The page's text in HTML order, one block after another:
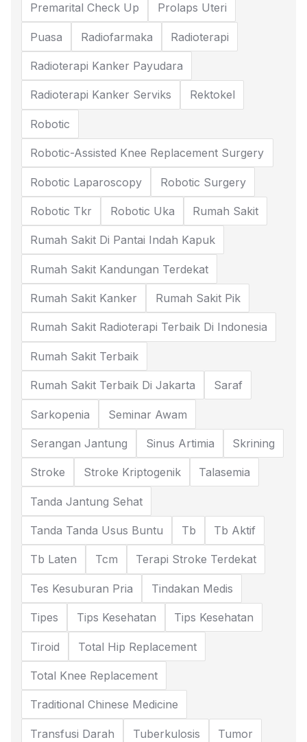
Premarital Check Up Prolaps Uteri
Puasa Radiofarmaka Radioterapi
Radioterapi Kanker Payudara
Radioterapi Kanker Serviks Rektokel
Robotic
Robotic-Assisted Knee Replacement Surgery
Robotic Laparoscopy Robotic Surgery
Robotic Tkr Robotic Uka Rumah Sakit
Rumah Sakit Di Pantai Indah Kapuk
Rumah Sakit Kandungan Terdekat
Rumah Sakit Kanker Rumah Sakit Pik
Rumah Sakit Radioterapi Terbaik Di Indonesia
Rumah Sakit Terbaik
Rumah Sakit Terbaik Di Jakarta Saraf
Sarkopenia Seminar Awam
Serangan Jantung Sinus Artimia Skrining
Stroke Stroke Kriptogenik Talasemia
Tanda Jantung Sehat
Tanda Tanda Usus Buntu Tb Tb Aktif
Tb Laten Tcm Terapi Stroke Terdekat
Tes Kesuburan Pria Tindakan Medis
Tipes Tips Kesehatan Tips Kesehatan
Tiroid Total Hip Replacement
Total Knee Replacement
Traditional Chinese Medicine
Transfusi Darah Tuberkulosis Tumor